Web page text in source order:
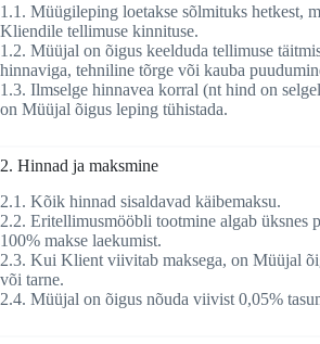
1.1. Müügileping loetakse sõlmituks hetkest,
Kliendile tellimuse kinnituse.
1.2. Müüjal on õigus keelduda tellimuse
hinnaviga, tehniline tõrge või kauba
1.3. Ilmselge hinnavea korral (nt hind on
on Müüjal õigus leping tühistada.
2. Hinnad ja maksmine
2.1. Kõik hinnad sisaldavad käibemaksu.
2.2. Eritellimusmööbli tootmine algab üksnes
100% makse laekumist.
2.3. Kui Klient viivitab maksega, on Müüjal
või tarne.
2.4. Müüjal on õigus nõuda viivist 0,05%